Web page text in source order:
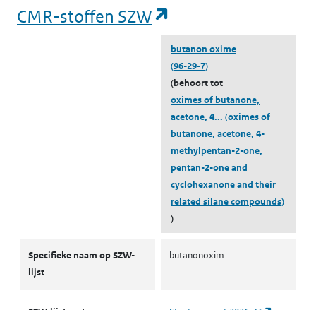
CMR-stoffen SZW
butanon oxime
(96-29-7)
(behoort tot
oximes of butanone,
acetone, 4... (oximes of
butanone, acetone, 4-
methylpentan-2-one,
pentan-2-one and
cyclohexanone and their
related silane compounds)
)
Specifieke naam op SZW-
lijst
butanonoxim